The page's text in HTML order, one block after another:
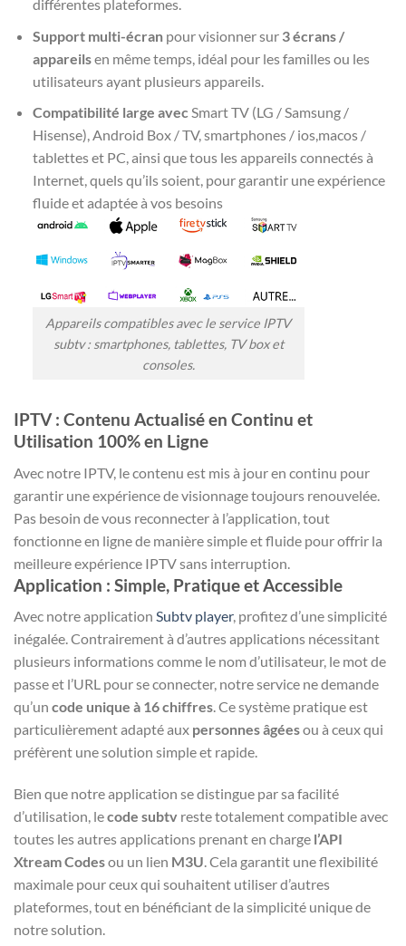
différentes plateformes.
Support multi-écranpour visionner sur 3 écrans /
appareilsen même temps, idéal pour les familles ou les
utilisateurs ayant plusieurs appareils.
Compatibilité large avecSmart TV (LG / Samsung /
Hisense), Android Box / TV, smartphones / ios,macos /
tablettes et PC, ainsi que tous les appareils connectés à
Internet, quels qu’ils soient, pour garantir une expérience
fluide et adaptée à vos besoins
Appareils compatibles avec le service IPTV
subtv : smartphones, tablettes, TV box et
consoles.
IPTV : Contenu Actualisé en Continu et
Utilisation 100% en Ligne
Avec notre IPTV, le contenu est mis à jour en continu pour
garantir une expérience de visionnage toujours renouvelée.
Pas besoin de vous reconnecter à l’application, tout
fonctionne en ligne de manière simple et fluide pour offrir la
meilleure expérience IPTV sans interruption.
Application : Simple, Pratique et Accessible
Avec notre application Subtv player, profitez d’une simplicité
inégalée. Contrairement à d’autres applications nécessitant
plusieurs informations comme le nom d’utilisateur, le mot de
passe et l’URL pour se connecter, notre service ne demande
qu’un code unique à 16 chiffres. Ce système pratique est
particulièrement adapté aux personnes âgéesou à ceux qui
préfèrent une solution simple et rapide.
Bien que notre application se distingue par sa facilité
d’utilisation, lecode subtv reste totalement compatible avec
toutes les autres applications prenant en charge l’API
Xtream Codesou un lien M3U. Cela garantit une flexibilité
maximale pour ceux qui souhaitent utiliser d’autres
plateformes, tout en bénéficiant de la simplicité unique de
notre solution.